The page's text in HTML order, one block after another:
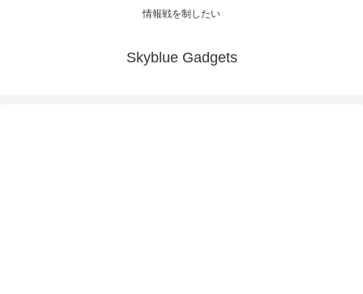
情報戦を制したい
Skyblue Gadgets